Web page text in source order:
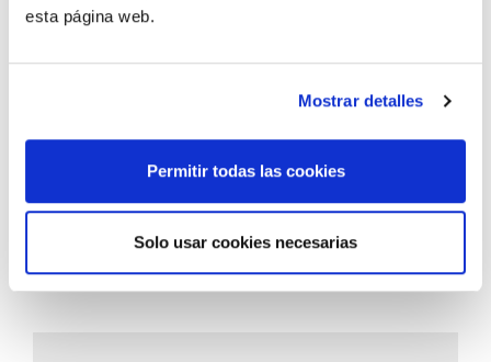
esta página web.
Mostrar detalles
Permitir todas las cookies
Solo usar cookies necesarias
PRODUCTOS
RELACIONADOS